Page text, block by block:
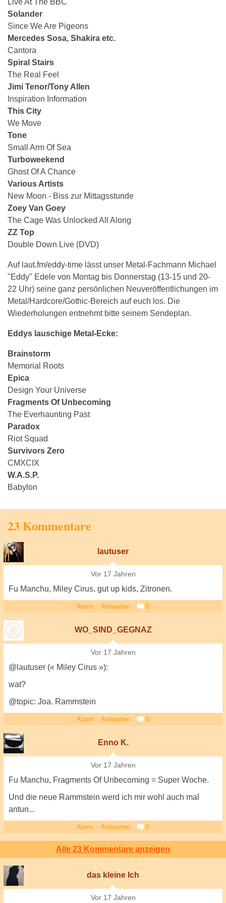
Live At The BBC
Solander
Since We Are Pigeons
Mercedes Sosa, Shakira etc.
Cantora
Spiral Stairs
The Real Feel
Jimi Tenor/Tony Allen
Inspiration Information
This City
We Move
Tone
Small Arm Of Sea
Turboweekend
Ghost Of A Chance
Various Artists
New Moon - Biss zur Mittagsstunde
Zoey Van Goey
The Cage Was Unlocked All Along
ZZ Top
Double Down Live (DVD)
Auf laut.fm/eddy-time lässt unser Metal-Fachmann Michael
"Eddy" Edele von Montag bis Donnerstag (13-15 und 20-
22 Uhr) seine ganz persönlichen Neuveröffentlichungen im
Metal/Hardcore/Gothic-Bereich auf euch los. Die
Wiederholungen entnehmt bitte seinem Sendeplan.
Eddys lauschige Metal-Ecke:
Brainstorm
Memorial Roots
Epica
Design Your Universe
Fragments Of Unbecoming
The Everhaunting Past
Paradox
Riot Squad
Survivors Zero
CMXCIX
W.A.S.P.
Babylon
23 Kommentare
lautuser
Vor 17 Jahren
Fu Manchu, Miley Cirus, gut up kids, Zitronen.
Alarm Antworten 0
WO_SIND_GEGNAZ
Vor 17 Jahren
@lautuser (« Miley Cirus »):
wat?
@topic: Joa. Rammstein
Alarm Antworten 0
Enno K.
Vor 17 Jahren
Fu Manchu, Fragments Of Unbecoming = Super Woche.
Und die neue Rammstein werd ich mir wohl auch mal
antun...
Alarm Antworten 0
Alle 23 Kommentare anzeigen
das kleine Ich
Vor 17 Jahren